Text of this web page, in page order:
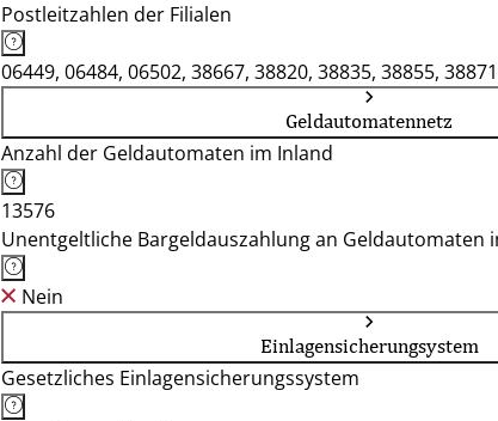
Postleitzahlen der Filialen
06449, 06484, 06502, 38667, 38820, 38835, 38855,
Geldautomatennetz
Anzahl der Geldautomaten im Inland
13576
Unentgeltliche Bargeldauszahlung an Geldautomaten
Nein
Einlagensicherungsystem
Gesetzliches Einlagensicherungssystem